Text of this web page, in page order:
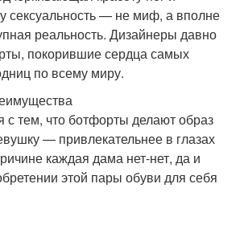
сексуальность — не миф, а вполне
реальность. Дизайнеры давно
покорившие сердца самых
по всему миру.
с тем, что ботфорты делают образ
— привлекательнее в глазах
каждая дама нет-нет, да и
этой пары обуви для себя